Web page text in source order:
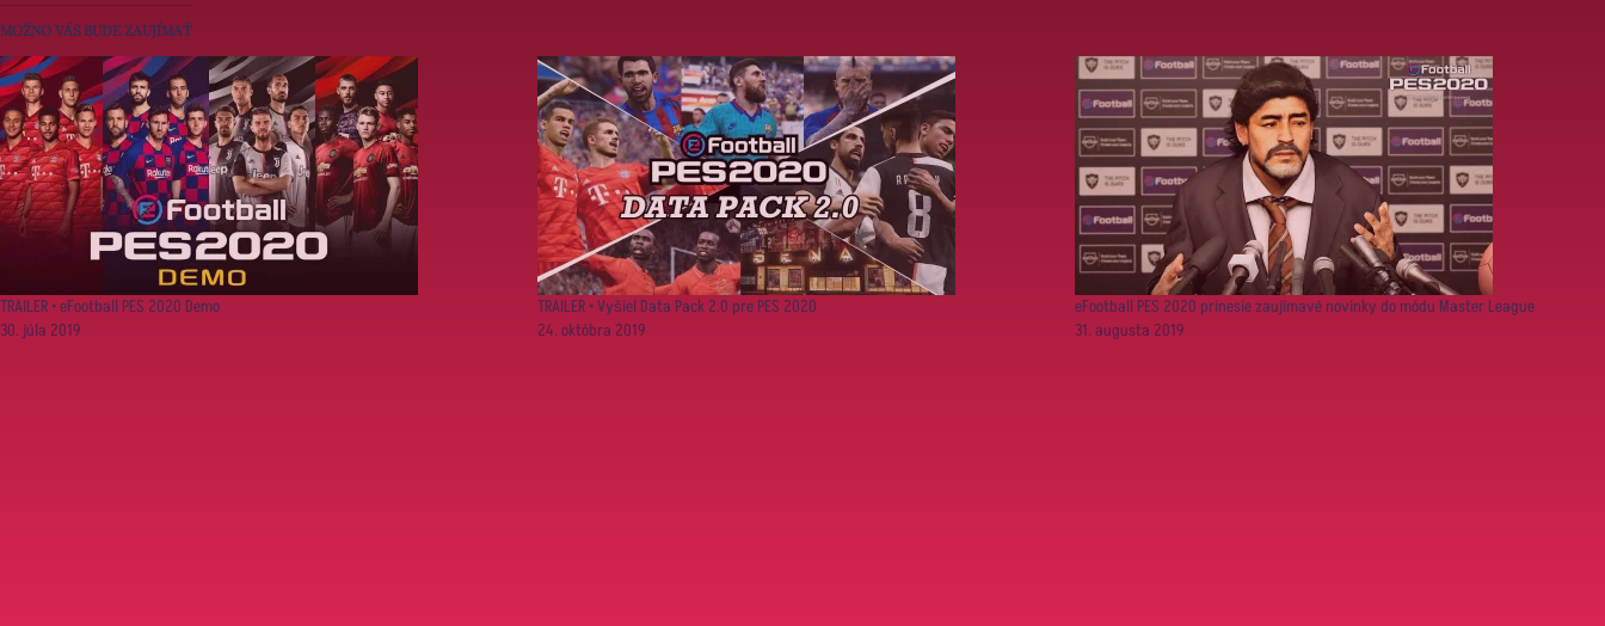
MOŽNO VÁS BUDE ZAUJÍMAŤ
TRAILER • eFootball PES 2020 Demo
30. júla 2019
TRAILER • Vyšiel Data Pack 2.0 pre PES 2020
24. októbra 2019
eFootball PES 2020 prinesie zaujímavé novinky do módu Master League
31. augusta 2019